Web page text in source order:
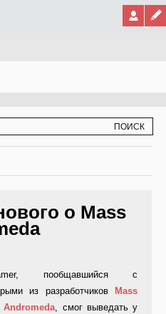
о Mass
пообщавшийся с
из разработчиков
Mass
Andromeda, смог выведать у